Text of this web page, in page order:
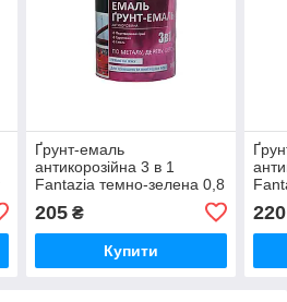
Ґрунт-емаль
антикорозійна 3 в 1
Fantazia темно-зелена 0,8
205₴
Купити
220